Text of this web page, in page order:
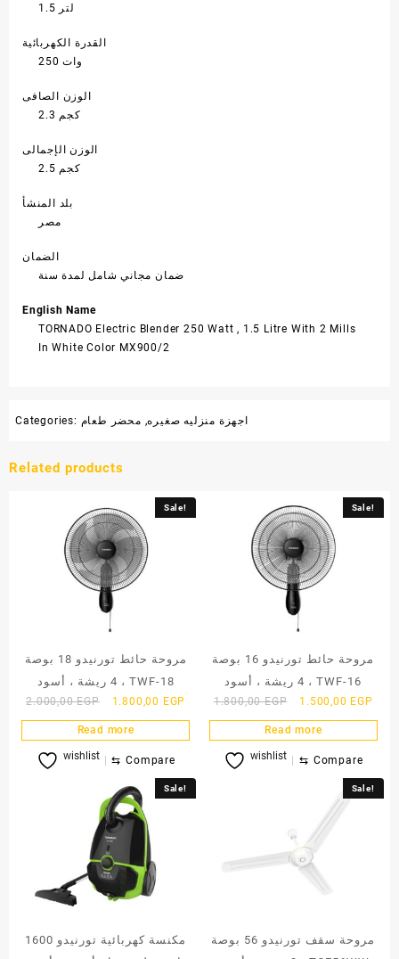
1.5 لتر
القدرة الكهربائية
250 وات
الوزن الصافى
2.3 كجم
الوزن الإجمالى
2.5 كجم
بلد المنشأ
مصر
الضمان
ضمان مجاني شامل لمدة سنة
English Name
TORNADO Electric Blender 250 Watt , 1.5 Litre With 2 Mills
In White Color MX900/2
Categories: اجهزة منزليه صغيره, محضر طعام
Related products
Sale!
مروحة حائط تورنيدو 18 بوصة
، 4 ريشة ، أسود TWF-18
2.000,00EGP
Original
price
was:
2.000,00 EGP.
1.800,00 EGP Current
price
is:
1.800,00 EGP.
Read more
wishlist ⇆ Compare
Sale!
مروحة حائط تورنيدو 16 بوصة
، 4 ريشة ، أسود TWF-16
1.800,00EGP
Original
price
was:
1.800,00 EGP.
1.500,00 EGP
price
is:
Read more
wishlist ⇆ Compare
Sale!
مكنسة كهربائية تورنيدو 1600
Sale!
مروحة سقف تورنيدو 56 بوصة